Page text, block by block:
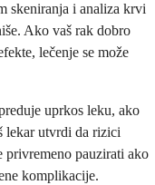
skeniranja i analiza krvi
Ako vaš rak dobro
lečenje se može
uprkos leku, ako
lekar utvrdi da rizici
privremeno pauzirati ako
komplikacije.